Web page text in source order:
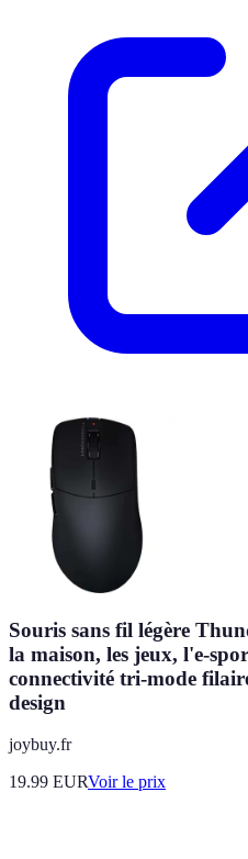
Souris sans fil légère
la maison, les jeux, l'e-
connectivité tri-mode
design
joybuy.fr
19.99 EURVoir le prix